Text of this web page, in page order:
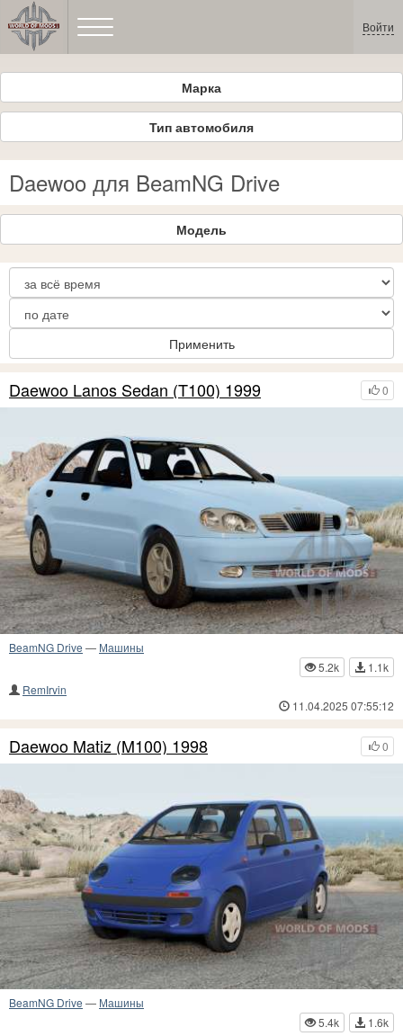
Войти
Марка
Тип автомобиля
Daewoo для BeamNG Drive
Модель
Применить
0
Daewoo Lanos Sedan (T100) 1999
BeamNG Drive — Машины
5.2k
1.1k
RemIrvin
11.04.2025 07:55:12
0
Daewoo Matiz (M100) 1998
BeamNG Drive — Машины
5.4k
1.6k